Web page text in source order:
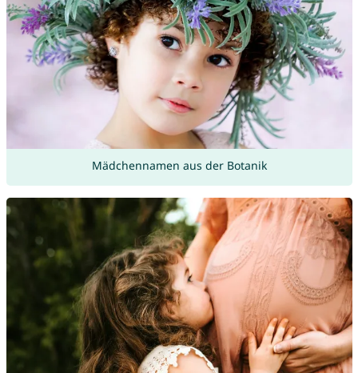
Mädchennamen aus der Botanik